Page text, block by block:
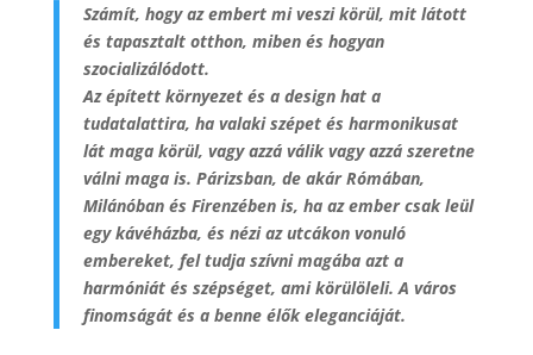
Számít, hogy az embert mi veszi körül, mit látott
és tapasztalt otthon, miben és hogyan
szocializálódott.
Az épített környezet és a design hat a
tudatalattira, ha valaki szépet és harmonikusat
lát maga körül, vagy azzá válik vagy azzá szeretne
válni maga is. Párizsban, de akár Rómában,
Milánóban és Firenzében is, ha az ember csak leül
egy kávéházba, és nézi az utcákon vonuló
embereket, fel tudja szívni magába azt a
harmóniát és szépséget, ami körülöleli. A város
finomságát és a benne élők eleganciáját.